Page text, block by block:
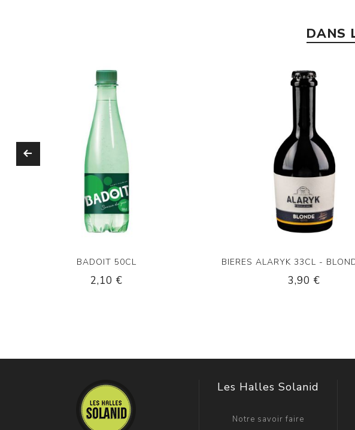
DANS
BADOIT 50CL
2,10 €
BIERES ALARYK 33CL -
3,90 €
Les Halles Solanid
Notre savoir faire